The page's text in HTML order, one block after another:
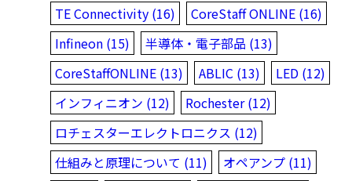
TE Connectivity (16)
CoreStaff ONLINE (16)
Infineon (15)
半導体・電子部品 (13)
CoreStaffONLINE (13)
ABLIC (13)
LED (12)
インフィニオン (12)
Rochester (12)
ロチェスターエレクトロニクス (12)
仕組みと原理について (11)
オペアンプ (11)